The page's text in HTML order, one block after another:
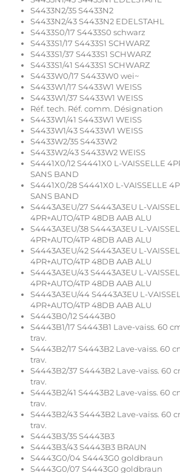
S4433N2/35 S4433N2
S4433N2/43 S4433N2 EDELSTAHL
S4433S0/17 S4433S0 schwarz
S4433S1/17 S4433S1 SCHWARZ
S4433S1/37 S4433S1 SCHWARZ
S4433S1/41 S4433S1 SCHWARZ
S4433W0/17 S4433W0 wei~
S4433W1/17 S4433W1 WEISS
S4433W1/37 S4433W1 WEISS
Réf. tech. Réf. comm. Désignation
S4433W1/41 S4433W1 WEISS
S4433W1/43 S4433W1 WEISS
S4433W2/35 S4433W2
S4433W2/43 S4433W2 WEISS
S4441X0/12 S4441X0 L-VAISSELLE
SANS BAND
S4441X0/28 S4441X0 L-VAISSELLE
SANS BAND
S4443A3EU/27 S4443A3EU L-
4PR+AUTO/4TP 48DB AAB ALU
S4443A3EU/38 S4443A3EU L-
4PR+AUTO/4TP 48DB AAB ALU
S4443A3EU/42 S4443A3EU L-
4PR+AUTO/4TP 48DB AAB ALU
S4443A3EU/43 S4443A3EU L-
4PR+AUTO/4TP 48DB AAB ALU
S4443A3EU/44 S4443A3EU L-
4PR+AUTO/4TP 48DB AAB ALU
S4443B0/12 S4443B0
S4443B1/17 S4443B1 Lave-vaiss. 60
trav.
S4443B2/17 S4443B2 Lave-vaiss. 60
trav.
S4443B2/37 S4443B2 Lave-vaiss. 60
trav.
S4443B2/41 S4443B2 Lave-vaiss. 60
trav.
S4443B2/43 S4443B2 Lave-vaiss. 60
trav.
S4443B3/35 S4443B3
S4443B3/43 S4443B3 BRAUN
S4443G0/04 S4443G0 goldbraun
S4443G0/07 S4443G0 goldbraun